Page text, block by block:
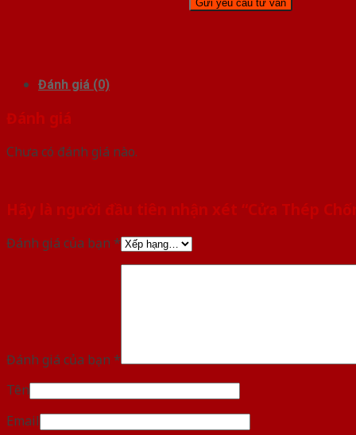
Đánh giá (0)
Đánh giá
Chưa có đánh giá nào.
Hãy là người đầu tiên nhận xét “Cửa Thép
Đánh giá của bạn *
Đánh giá của bạn *
Tên
Email